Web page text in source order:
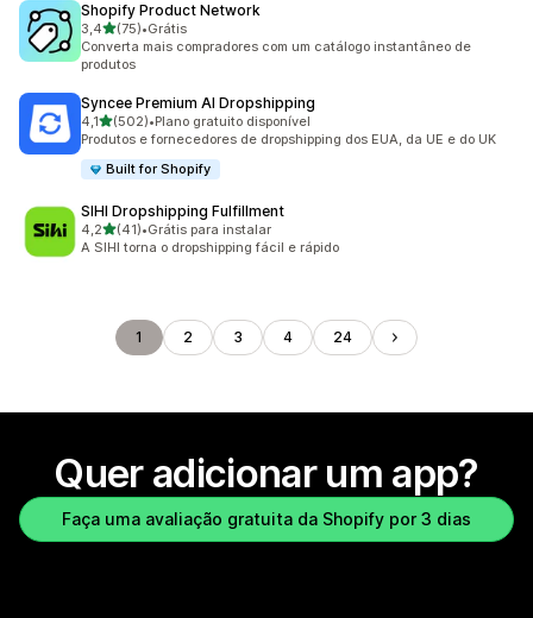
Shopify Product Network
3,4de 5 estrelas
(75)
75 avaliações ao todo
•Grátis
Converta mais compradores com um catálogo instantâneo de
produtos
Syncee Premium AI Dropshipping
4,1de 5 estrelas
(502)
502 avaliações ao todo
•Plano gratuito disponível
Produtos e fornecedores de dropshipping dos EUA, da UE e do UK
Built for Shopify
SIHI Dropshipping Fulfillment
4,2de 5 estrelas
(41)
41 avaliações ao todo
•Grátis para instalar
A SIHI torna o dropshipping fácil e rápido
1 2 3 4 24
Quer adicionar um app?
Faça uma avaliação gratuita da Shopify por 3 dias